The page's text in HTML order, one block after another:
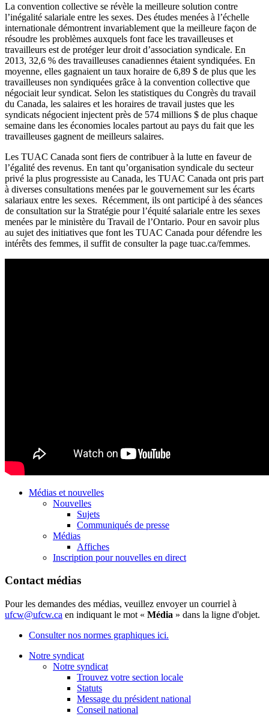
La convention collective se révèle la meilleure solution contre
l’inégalité salariale entre les sexes. Des études menées à l’échelle
internationale démontrent invariablement que la meilleure façon de
résoudre les problèmes auxquels font face les travailleuses et
travailleurs est de protéger leur droit d’association syndicale. En
2013, 32,6 % des travailleuses canadiennes étaient syndiquées. En
moyenne, elles gagnaient un taux horaire de 6,89 $ de plus que les
travailleuses non syndiquées grâce à la convention collective que
négociait leur syndicat. Selon les statistiques du Congrès du travail
du Canada, les salaires et les horaires de travail justes que les
syndicats négocient injectent près de 574 millions $ de plus chaque
semaine dans les économies locales partout au pays du fait que les
travailleuses gagnent de meilleurs salaires.
Les TUAC Canada sont fiers de contribuer à la lutte en faveur de
l’égalité des revenus. En tant qu’organisation syndicale du secteur
privé la plus progressiste au Canada, les TUAC Canada ont pris part
à diverses consultations menées par le gouvernement sur les écarts
salariaux entre les sexes. Récemment, ils ont participé à des séances
de consultation sur la Stratégie pour l’équité salariale entre les sexes
menées par le ministère du Travail de l’Ontario. Pour en savoir plus
au sujet des initiatives que font les TUAC Canada pour défendre les
intérêts des femmes, il suffit de consulter la page tuac.ca/femmes.
Médias et nouvelles
Nouvelles
Sujets
Communiqués de presse
Médias
Affiches
Inscription pour nouvelles en direct
Contact médias
Pour les demandes des médias, veuillez envoyer un courriel à
ufcw@ufcw.ca en indiquant le mot « Média » dans la ligne d'objet.
Consulter nos normes graphiques ici.
Notre syndicat
Notre syndicat
Trouvez votre section locale
Statuts
Message du président national
Conseil national